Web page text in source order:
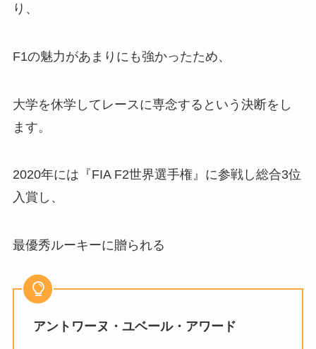
り、
F1の魅力があまりにも強かったため、
大学を休学してレースに専念するという決断をし
ます。
2020年には『FIA F2世界選手権』に参戦し総合3位
入賞し、
最優秀ルーキーに贈られる
アントワーヌ・ユベール・アワード